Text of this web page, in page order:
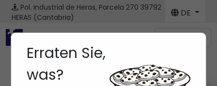
Pol. Industrial de Heras, Parcela 270 39792
HERAS (Cantabria)
DE
Menú
Erraten Sie,
was?